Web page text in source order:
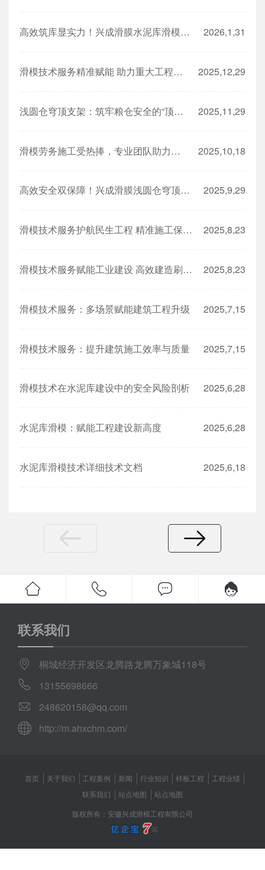
高效筑库显实力！兴成滑膜水泥库滑模施工落地，破解大型储库建设痛点 2026,1,31
滑模技术服务精准赋能 助力重大工程高效推进 2025,12,29
浅圆仓穹顶支架：筑牢粮仓安全的“顶梁柱” 2025,11,29
滑模劳务施工受热捧，专业团队助力工程高效推进 2025,10,18
高效安全双保障！兴成滑膜浅圆仓穹顶支架助力粮食储备工程建设 2025,9,29
滑模技术服务护航民生工程 精准施工保障结构安全 2025,8,23
滑模技术服务赋能工业建设 高效建造刷新工程速度 2025,8,23
滑模技术服务：多场景赋能建筑工程升级 2025,7,15
滑模技术服务：提升建筑施工效率与质量 2025,7,15
滑模技术在水泥库建设中的安全风险剖析​ 2025,6,28
水泥库滑模：赋能工程建设新高度​ 2025,6,28
水泥库滑模技术详细技术文档 2025,6,18
联系我们
桐城经济开发区龙腾路龙腾万象城118号
13155698666
248620158@qq.com
http://m.ahxchm.com/
首页 关于我们 工程案例 新闻 行业知识 样板工程
工程业绩
联系我们
站点地图
站点地图
版权所有：安徽兴成滑模工程有限公司